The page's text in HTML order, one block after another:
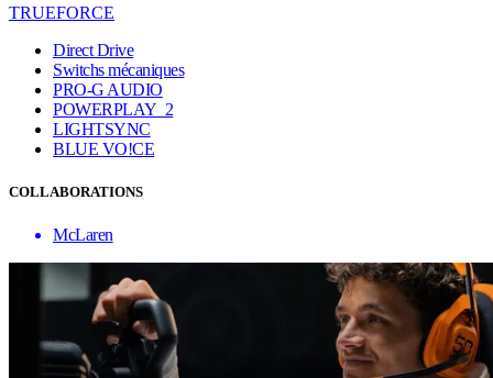
TRUEFORCE
Direct Drive
Switchs mécaniques
PRO-G AUDIO
POWERPLAY 2
LIGHTSYNC
BLUE VO!CE
COLLABORATIONS
McLaren